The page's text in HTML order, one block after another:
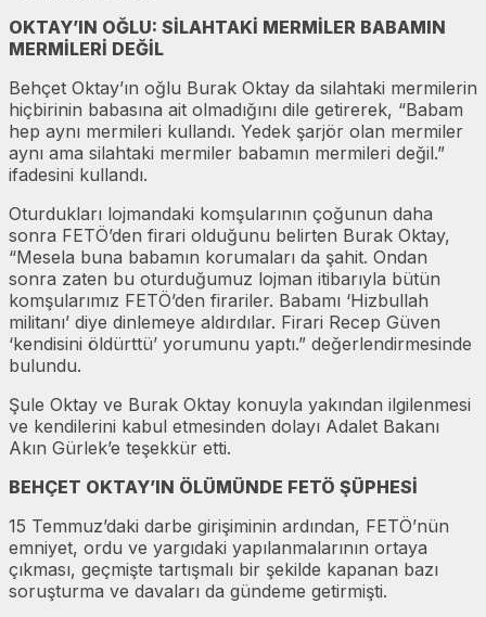
OKTAY’IN OĞLU: SİLAHTAKİ MERMİLER BABAMIN
MERMİLERİ DEĞİL
Behçet Oktay’ın oğlu Burak Oktay da silahtaki mermilerin
hiçbirinin babasına ait olmadığını dile getirerek, “Babam
hep aynı mermileri kullandı. Yedek şarjör olan mermiler
aynı ama silahtaki mermiler babamın mermileri değil.”
ifadesini kullandı.
Oturdukları lojmandaki komşularının çoğunun daha
sonra FETÖ’den firari olduğunu belirten Burak Oktay,
“Mesela buna babamın korumaları da şahit. Ondan
sonra zaten bu oturduğumuz lojman itibarıyla bütün
komşularımız FETÖ’den firariler. Babamı ‘Hizbullah
militanı’ diye dinlemeye aldırdılar. Firari Recep Güven
‘kendisini öldürttü’ yorumunu yaptı.” değerlendirmesinde
bulundu.
Şule Oktay ve Burak Oktay konuyla yakından ilgilenmesi
ve kendilerini kabul etmesinden dolayı Adalet Bakanı
Akın Gürlek’e teşekkür etti.
BEHÇET OKTAY’IN ÖLÜMÜNDE FETÖ ŞÜPHESİ
15 Temmuz’daki darbe girişiminin ardından, FETÖ’nün
emniyet, ordu ve yargıdaki yapılanmalarının ortaya
çıkması, geçmişte tartışmalı bir şekilde kapanan bazı
soruşturma ve davaları da gündeme getirmişti.